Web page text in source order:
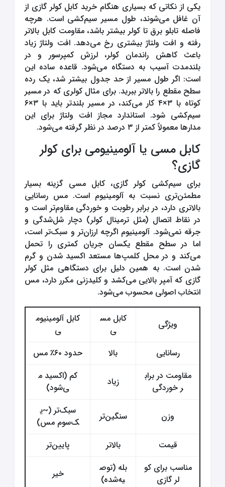
یکی از نکاتی که بسیاری هنگام خرید کابل کولر گازی از
آن غافل می‌شوند، طول مسیر سیم‌کشی است. هرچه
فاصله تابلو برق تا کولر بیشتر باشد، مقاومت کابل بالاتر
رفته و افت ولتاژ بیشتری رخ می‌دهد. افت ولتاژ زیاد
باعث کاهش راندمان کولر، لرزش کمپرسور و در
بلندمدت آسیب به دستگاه می‌شود. قاعده ساده این
است: اگر طول مسیر از حد جدول بیشتر شد، یک رده
سطح مقطع را بالاتر ببرید. برای مثال کولری که در مسیر
کوتاه با ۳×۴ کار می‌کند، در مسیر بلندتر باید با ۳×۶
سیم‌کشی شود. استاندارد مجاز افت ولتاژ برای این
مدارها معمولاً کمتر از ۳ درصد در نظر گرفته می‌شود.
کابل مسی یا آلومینیومی برای کولر
گازی؟
برای سیم‌کشی کولر گازی، کابل مسی گزینه بسیار
مطمئن‌تری نسبت به آلومینیوم است. مس رسانایی
بالاتری دارد، در برابر رطوبت و خوردگی مقاوم‌تر است و
در نقاط اتصال (مثل ترمینال کولر) دچار شل‌شدگی و
جرقه نمی‌شود. آلومینیوم اگرچه ارزان‌تر و سبک‌تر است،
اما در سطح مقطع یکسان جریان کمتری را تحمل
می‌کند و در محل کلمپ‌ها مستعد اکسید شدن و گرم
شدن است. به همین دلیل برای دستگاهی مثل کولر
گازی که آمپر بالایی می‌کشد و کلیدزنی مکرر دارد، مس
انتخاب اصولی محسوب می‌شود.
ویژگی
کابل مس
ی
کابل آلومینیوم
ی
رسانایی
بالا
حدود ۶۰٪ مس
مقاومت در براب
ر خوردگی
زیاد
کم (اکسید م
ی‌شود)
وزن سنگین‌تر
سبک‌تر (~ی
ک‌سوم مس)
قیمت
بالاتر
پایین‌تر
مناسب برای کو
لر گازی
بله (توص
یه‌شده)
خیر